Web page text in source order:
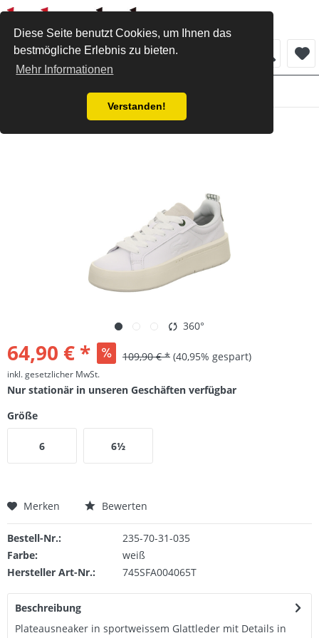
Diese Seite benutzt Cookies, um Ihnen das
bestmögliche Erlebnis zu bieten.
Mehr Informationen
Verstanden!
Menü
Lacoste Sneaker white offwhite
360°
64,90 € * 109,90 € * (40,95% gespart)
inkl. gesetzlicher MwSt.
Nur stationär in unseren Geschäften verfügbar
Größe
6 6½
Merken Bewerten
Bestell-Nr.:
235-70-31-035
Farbe:
weiß
Hersteller Art-Nr.:
745SFA004065T
Beschreibung
Plateausneaker in sportweissem Glattleder mit Details in